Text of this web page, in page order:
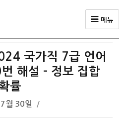
메뉴
국가직 7급 언어
해설 – 정보 집합
률
월 30일